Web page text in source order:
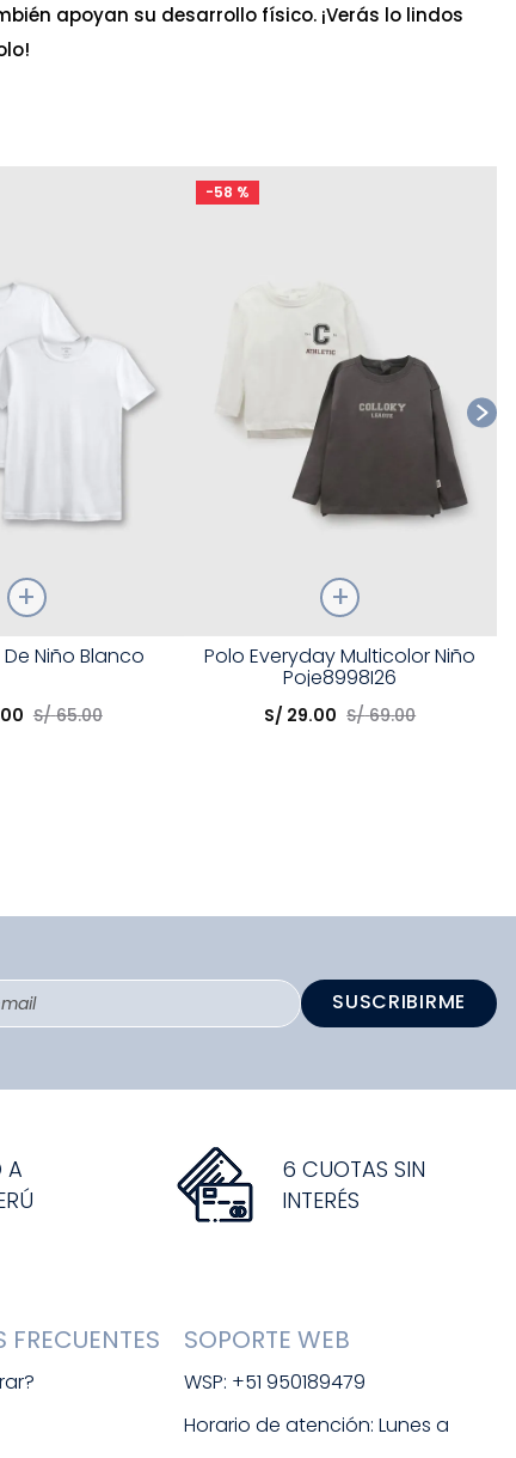
apoyan su desarrollo físico. ¡Verás lo lindos
Niño Blanco
00 S/ 65.00
-58 %
Talla
Elige una opción
Polo Everyday Multicolor Niño
Poje8998I26
S/ 29.00 S/ 69.00
SUSCRIBIRME
A
6 CUOTAS SIN
INTERÉS
FRECUENTES SOPORTE WEB
WSP: +51 950189479
Horario de atención: Lunes a